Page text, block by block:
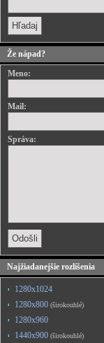
Že nápad?
Meno:
Mail:
Správa:
Najžiadanejšie rozlíšenia
1280x1024
1280x800 (širokouhlé)
1280x960
1440x900 (širokouhlé)